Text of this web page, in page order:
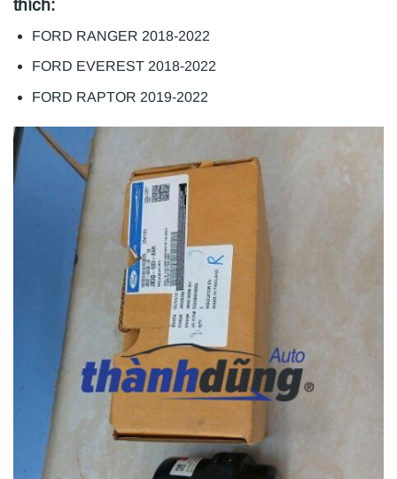
thích:
FORD RANGER 2018-2022
FORD EVEREST 2018-2022
FORD RAPTOR 2019-2022